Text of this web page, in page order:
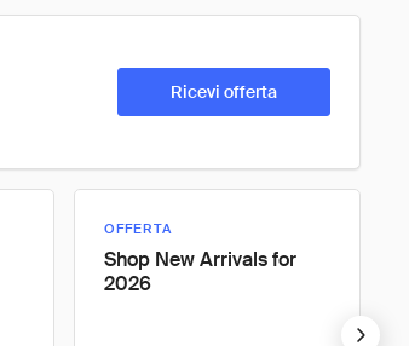
Ricevi offerta
OFFERTA
Shop New Arrivals for
2026